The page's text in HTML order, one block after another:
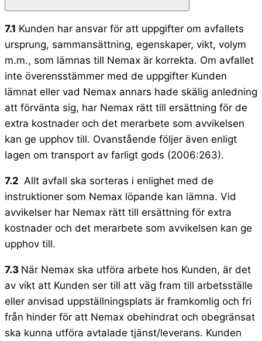
7.1 Kunden har ansvar för att uppgifter om avfallets
ursprung, sammansättning, egenskaper, vikt, volym
m.m., som lämnas till Nemax är korrekta. Om avfallet
inte överensstämmer med de uppgifter Kunden
lämnat eller vad Nemax annars hade skälig anledning
att förvänta sig, har Nemax rätt till ersättning för de
extra kostnader och det merarbete som avvikelsen
kan ge upphov till. Ovanstående följer även enligt
lagen om transport av farligt gods (2006:263).
7.2 Allt avfall ska sorteras i enlighet med de
instruktioner som Nemax löpande kan lämna. Vid
avvikelser har Nemax rätt till ersättning för extra
kostnader och det merarbete som avvikelsen kan ge
upphov till.
7.3 När Nemax ska utföra arbete hos Kunden, är det
av vikt att Kunden ser till att väg fram till arbetsställe
eller anvisad uppställningsplats är framkomlig och fri
från hinder för att Nemax obehindrat och obegränsat
ska kunna utföra avtalade tjänst/leverans. Kunden